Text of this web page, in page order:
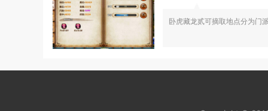
卧虎藏龙贰可摘取地点分为门